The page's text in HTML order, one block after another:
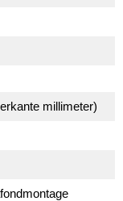
millimeter)